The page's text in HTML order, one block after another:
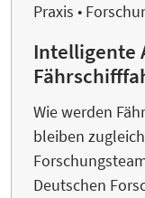
Praxis •
Intelligente
Wie werden
bleiben
Deutschen